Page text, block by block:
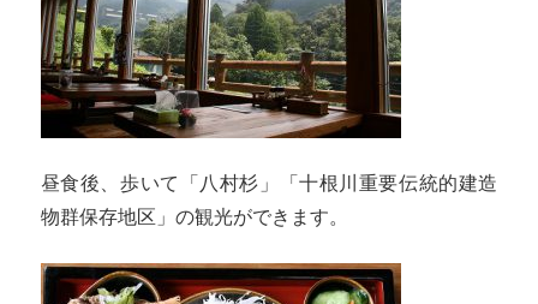
昼食後、歩いて「八村杉」「十根川重要伝統的建造
物群保存地区」の観光ができます。